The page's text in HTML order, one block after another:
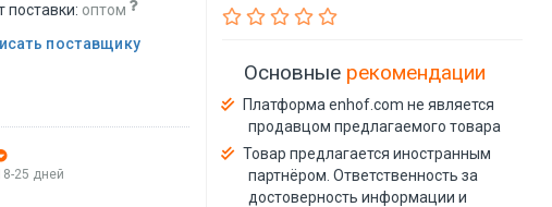
поставки: оптом
поставщику
25 дней
Основные рекомендации
Платформа enhof.com не является
продавцом предлагаемого товара
Товар предлагается иностранным
партнёром. Ответственность за
достоверность информации и